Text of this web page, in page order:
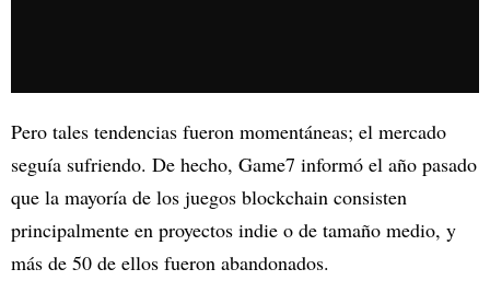
Pero tales tendencias fueron momentáneas; el mercado
seguía sufriendo. De hecho, Game7 informó el año pasado
que la mayoría de los juegos blockchain consisten
principalmente en proyectos indie o de tamaño medio, y
más de 50 de ellos fueron abandonados.